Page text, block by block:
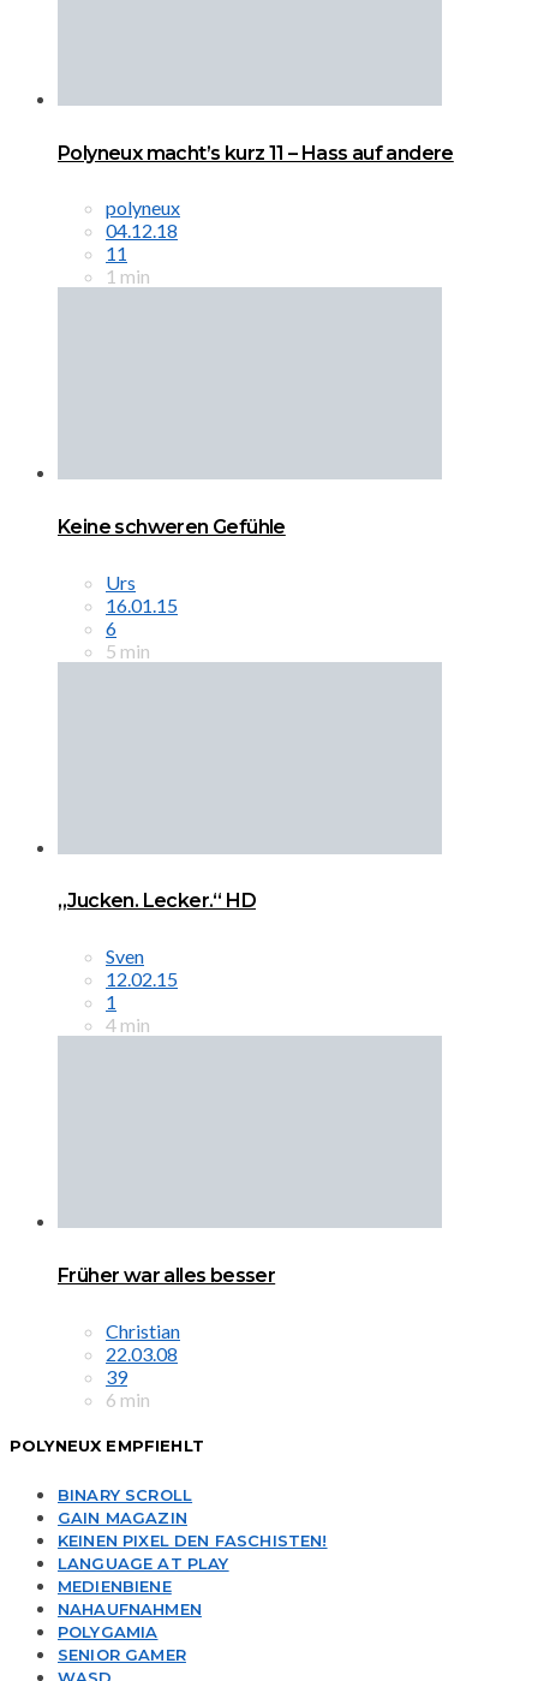
Polyneux macht’s kurz 11 – Hass auf andere
polyneux
04.12.18
11
1 min
Keine schweren Gefühle
Urs
16.01.15
6
5 min
„Jucken. Lecker.“ HD
Sven
12.02.15
1
4 min
Früher war alles besser
Christian
22.03.08
39
6 min
POLYNEUX EMPFIEHLT
BINARY SCROLL
GAIN MAGAZIN
KEINEN PIXEL DEN FASCHISTEN!
LANGUAGE AT PLAY
MEDIENBIENE
NAHAUFNAHMEN
POLYGAMIA
SENIOR GAMER